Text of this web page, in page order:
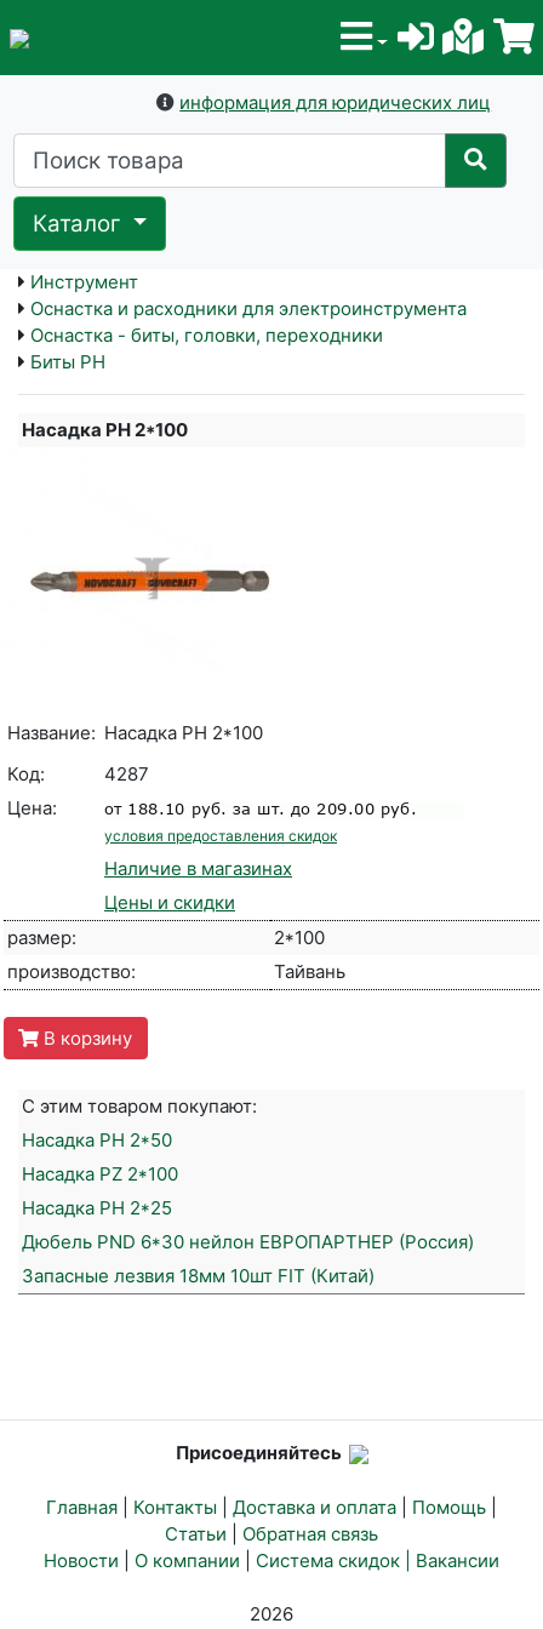
информация для юридических лиц
Каталог
Инструмент
Оснастка и расходники для электроинструмента
Оснастка - биты, головки, переходники
Биты PH
Насадка PH 2*100
Название: Насадка PH 2*100
Код:
4287
Цена:
условия предоставления скидок
Наличие в магазинах
Цены и скидки
размер:
2*100
производство:
Тайвань
В корзину
С этим товаром покупают:
Насадка PH 2*50
Насадка PZ 2*100
Насадка PH 2*25
Дюбель PND 6*30 нейлон ЕВРОПАРТНЕР (Россия)
Запасные лезвия 18мм 10шт FIT (Китай)
Присоединяйтесь
Главная Контакты Доставка и оплата Помощь
Статьи
Обратная связь
Новости
О компании Система скидок | Вакансии
2026